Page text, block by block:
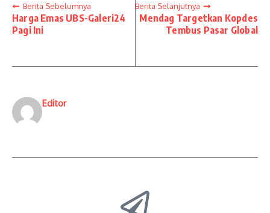
Berita Sebelumnya
Harga Emas UBS-Galeri24
Pagi Ini
Berita Selanjutnya
Mendag Targetkan Kopdes
Tembus Pasar Global
Editor